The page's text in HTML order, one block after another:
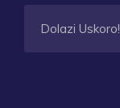
Dolazi Uskoro!